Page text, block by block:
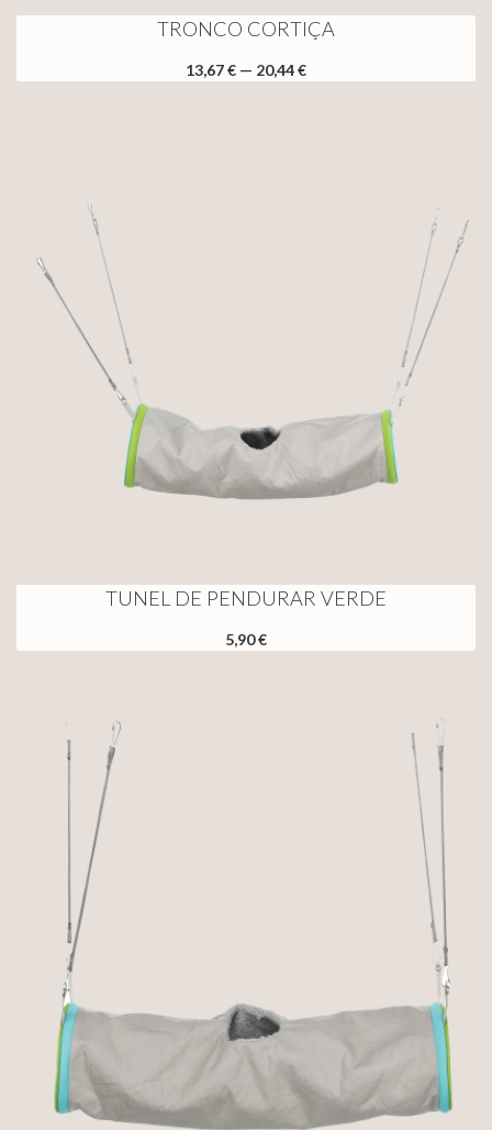
TRONCO CORTIÇA
13,67 € — 20,44 €
TUNEL DE PENDURAR VERDE
5,90 €